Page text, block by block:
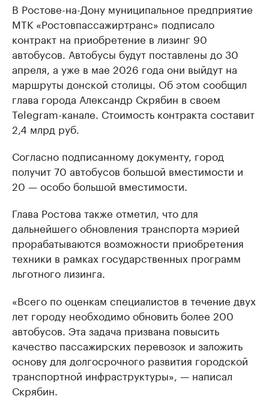
В Ростове-на-Дону муниципальное предприятие
МТК «Ростовпассажиртранс» подписало
контракт на приобретение в лизинг 90
автобусов. Автобусы будут поставлены до 30
апреля, а уже в мае 2026 года они выйдут на
маршруты донской столицы. Об этом сообщил
глава города Александр Скрябин в своем
Telegram-канале. Стоимость контракта составит
2,4 млрд руб.
Согласно подписанному документу, город
получит 70 автобусов большой вместимости и
20 — особо большой вместимости.
Глава Ростова также отметил, что для
дальнейшего обновления транспорта мэрией
прорабатываются возможности приобретения
техники в рамках государственных программ
льготного лизинга.
«Всего по оценкам специалистов в течение двух
лет городу необходимо обновить более 200
автобусов. Эта задача призвана повысить
качество пассажирских перевозок и заложить
основу для долгосрочного развития городской
транспортной инфраструктуры», — написал
Скрябин.